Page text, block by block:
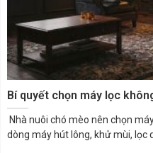
Bí quyết chọn máy lọc
Nhà nuôi chó mèo nên chọn
dòng máy hút lông, khử mùi, lọc